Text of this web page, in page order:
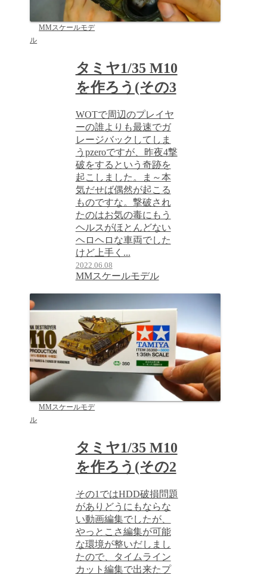
MMスケールモデ
ル
タミヤ1/35 M10
を作ろう(その3
WOTで周辺のプレイヤ
ーの誰よりも最速でガ
レージバックしてしま
うpzeroですが、昨夜4撃
破をするという奇跡を
起こしました。ま～本
気だせば偶然が起こる
ものですな。撃破され
たのはお気の毒にもう
ヘルスがほとんどない
ヘロヘロな車両でした
けど上手く...
2022.06.08
MMスケールモデル
MMスケールモデ
ル
タミヤ1/35 M10
を作ろう(その2
その1ではHDD破損問題
がありどうにもならな
い動画編集でしたが、
やっとこさ編集が可能
な環境が整いだしまし
たので、タイムライン
カット編集で出来たプ